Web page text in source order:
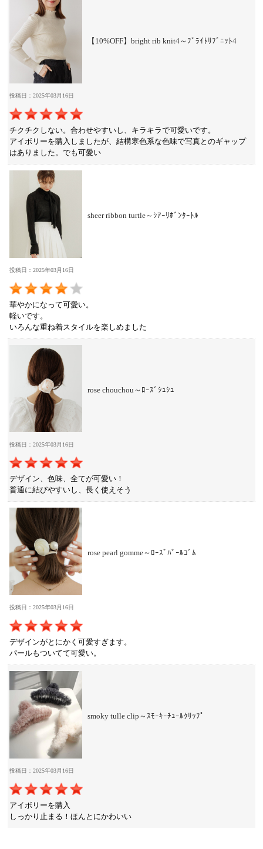
【10%OFF】bright rib knit4～ﾌﾞﾗｲﾄﾘﾌﾞﾆｯﾄ4
投稿日：2025年03月16日
チクチクしない。合わせやすいし、キラキラで可愛いです。
アイボリーを購入しましたが、結構寒色系な色味で写真とのギャップ
はありました。でも可愛い
sheer ribbon turtle～ｼｱｰﾘﾎﾞﾝﾀｰﾄﾙ
投稿日：2025年03月16日
華やかになって可愛い。
軽いです。
いろんな重ね着スタイルを楽しめました
rose chouchou～ﾛｰｽﾞｼｭｼｭ
投稿日：2025年03月16日
デザイン、色味、全てが可愛い！
普通に結びやすいし、長く使えそう
rose pearl gomme～ﾛｰｽﾞﾊﾟｰﾙｺﾞﾑ
投稿日：2025年03月16日
デザインがとにかく可愛すぎます。
パールもついてて可愛い。
smoky tulle clip～ｽﾓｰｷｰﾁｭｰﾙｸﾘｯﾌﾟ
投稿日：2025年03月16日
アイボリーを購入
しっかり止まる！ほんとにかわいい